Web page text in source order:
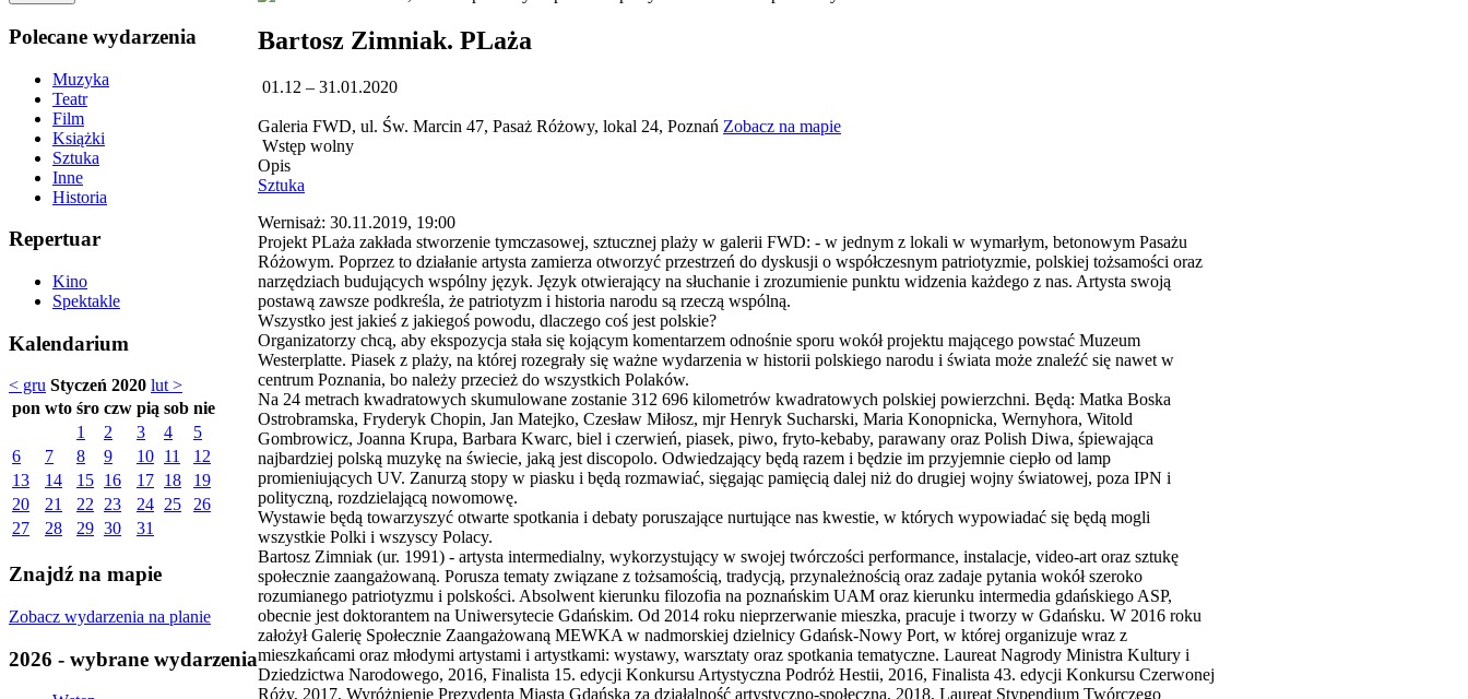
Polecane wydarzenia
Muzyka
Teatr
Film
Książki
Sztuka
Inne
Historia
Repertuar
Kino
Spektakle
Kalendarium
< gru Styczeń 2020 lut >
pon wto śro czw pią sob nie
1
2 3 4
5
6
7 8 9 10 11
12
13
14 15 16 17 18
19
20
21 22 23 24 25
26
27
28 29 30 31
Znajdź na mapie
Zobacz wydarzenia na planie
2026 - wybrane wydarzenia
Bartosz Zimniak. PLaża
01.12 – 31.01.2020
Galeria FWD, ul. Św. Marcin 47, Pasaż Różowy, lokal 24, Poznań Zobacz na mapie
Wstęp wolny
Opis
Sztuka
Wernisaż: 30.11.2019, 19:00
Projekt PLaża zakłada stworzenie tymczasowej, sztucznej plaży w galerii FWD: - w jednym z lokali w wymarłym, betonowym Pasażu
Różowym. Poprzez to działanie artysta zamierza otworzyć przestrzeń do dyskusji o współczesnym patriotyzmie, polskiej tożsamości oraz
narzędziach budujących wspólny język. Język otwierający na słuchanie i zrozumienie punktu widzenia każdego z nas. Artysta swoją
postawą zawsze podkreśla, że patriotyzm i historia narodu są rzeczą wspólną.
Wszystko jest jakieś z jakiegoś powodu, dlaczego coś jest polskie?
Organizatorzy chcą, aby ekspozycja stała się kojącym komentarzem odnośnie sporu wokół projektu mającego powstać Muzeum
Westerplatte. Piasek z plaży, na której rozegrały się ważne wydarzenia w historii polskiego narodu i świata może znaleźć się nawet w
centrum Poznania, bo należy przecież do wszystkich Polaków.
Na 24 metrach kwadratowych skumulowane zostanie 312 696 kilometrów kwadratowych polskiej powierzchni. Będą: Matka Boska
Ostrobramska, Fryderyk Chopin, Jan Matejko, Czesław Miłosz, mjr Henryk Sucharski, Maria Konopnicka, Wernyhora, Witold
Gombrowicz, Joanna Krupa, Barbara Kwarc, biel i czerwień, piasek, piwo, fryto-kebaby, parawany oraz Polish Diwa, śpiewająca
najbardziej polską muzykę na świecie, jaką jest discopolo. Odwiedzający będą razem i będzie im przyjemnie ciepło od lamp
promieniujących UV. Zanurzą stopy w piasku i będą rozmawiać, sięgając pamięcią dalej niż do drugiej wojny światowej, poza IPN i
polityczną, rozdzielającą nowomowę.
Wystawie będą towarzyszyć otwarte spotkania i debaty poruszające nurtujące nas kwestie, w których wypowiadać się będą mogli
wszystkie Polki i wszyscy Polacy.
Bartosz Zimniak (ur. 1991) - artysta intermedialny, wykorzystujący w swojej twórczości performance, instalacje, video-art oraz sztukę
społecznie zaangażowaną. Porusza tematy związane z tożsamością, tradycją, przynależnością oraz zadaje pytania wokół szeroko
rozumianego patriotyzmu i polskości. Absolwent kierunku filozofia na poznańskim UAM oraz kierunku intermedia gdańskiego ASP,
obecnie jest doktorantem na Uniwersytecie Gdańskim. Od 2014 roku nieprzerwanie mieszka, pracuje i tworzy w Gdańsku. W 2016 roku
założył Galerię Społecznie Zaangażowaną MEWKA w nadmorskiej dzielnicy Gdańsk-Nowy Port, w której organizuje wraz z
mieszkańcami oraz młodymi artystami i artystkami: wystawy, warsztaty oraz spotkania tematyczne. Laureat Nagrody Ministra Kultury i
Dziedzictwa Narodowego, 2016, Finalista 15. edycji Konkursu Artystyczna Podróż Hestii, 2016, Finalista 43. edycji Konkursu Czerwonej
Róży, 2017, Wyróżnienie Prezydenta Miasta Gdańska za działalność artystyczno-społeczną, 2018, Laureat Stypendium Twórczego